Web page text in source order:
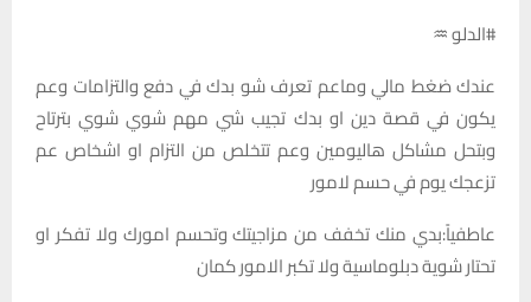
#الدلو ♒
عندك ضغط مالي وماعم تعرف شو بدك في دفع والتزامات وعم
يكون في قصة دين او بدك تجيب شي مهم شوي شوي بترتاح
وبتحل مشاكل هاليومين وعم تتخلص من التزام او اشخاص عم
تزعجك يوم في حسم لامور
عاطفياً:بدي منك تخفف من مزاجيتك وتحسم امورك ولا تفكر او
تحتار شوية دبلوماسية ولا تكبر الامور كمان